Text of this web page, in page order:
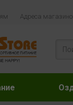
Адреса